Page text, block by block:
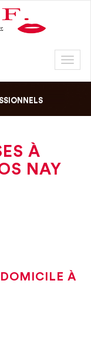
À
NAY
À